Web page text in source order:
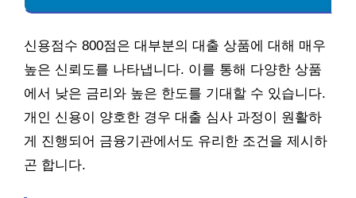
신용점수 800점은 대부분의 대출 상품에 대해 매우
높은 신뢰도를 나타냅니다. 이를 통해 다양한 상품
에서 낮은 금리와 높은 한도를 기대할 수 있습니다.
개인 신용이 양호한 경우 대출 심사 과정이 원활하
게 진행되어 금융기관에서도 유리한 조건을 제시하
곤 합니다.